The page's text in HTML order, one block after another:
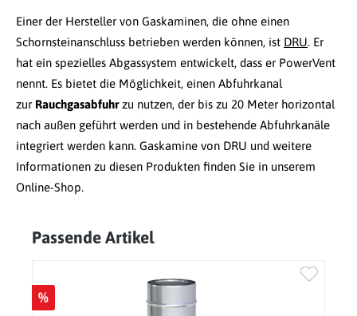
Einer der Hersteller von Gaskaminen, die ohne einen
Schornsteinanschluss betrieben werden können, ist DRU. Er
hat ein spezielles Abgassystem entwickelt, dass er PowerVent
nennt. Es bietet die Möglichkeit, einen Abfuhrkanal
zur Rauchgasabfuhrzu nutzen, der bis zu 20 Meter horizontal
nach außen geführt werden und in bestehende Abfuhrkanäle
integriert werden kann. Gaskamine von DRU und weitere
Informationen zu diesen Produkten finden Sie in unserem
Online-Shop.
Produktgalerie überspringen
Passende Artikel
%